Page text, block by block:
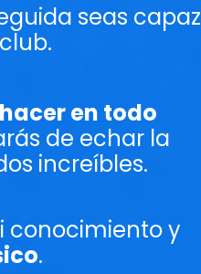
seas capaz
en todo
de echar la
increíbles.
conocimiento y
.